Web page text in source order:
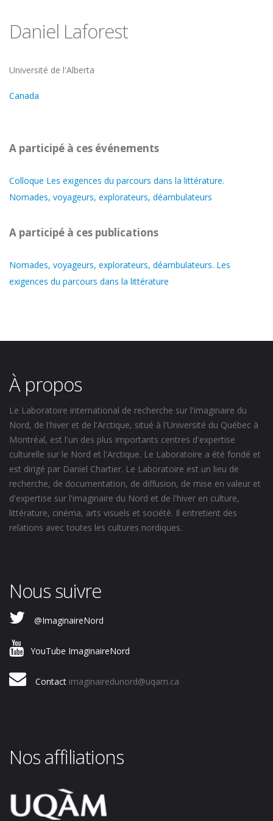
Daniel Laforest
Université
Université de l'Alberta
Canada
A participé à ces événements
Colloque Les exigences du parcours dans la littérature.
Nomades, voyageurs, explorateurs, déambulateurs
A participé à ces publications
Nomades, voyageurs, explorateurs, déambulateurs. Les
exigences du parcours dans la littérature
À propos
Le Laboratoire international de recherche sur l'imaginaire du
Nord, de l'hiver et de l'Arctique, situé à l'Université du Québec à
Montréal, est l'un des plus importants centres d'expertise
culturelle sur le Nord et l'Arctique. Le Laboratoire a été fondé et
est dirigé par Daniel Chartier. Le Laboratoire est un lieu de
recherche, de documentation, de diffusion, de mise en valeur et
d'expertise sur l'imaginaire du Nord et de l'hiver en culture,
littérature, cinéma, arts visuels et société. Il entretient des
relations avec toutes les cultures nordiques.
Nous suivre
@ImaginaireNord
YouTube ImaginaireNord
Contact imaginairedunord@uqam.ca
Nos affiliations